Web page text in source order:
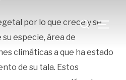
por lo que crece y se
especie, área de
climáticas a que ha estado
de su tala. Estos